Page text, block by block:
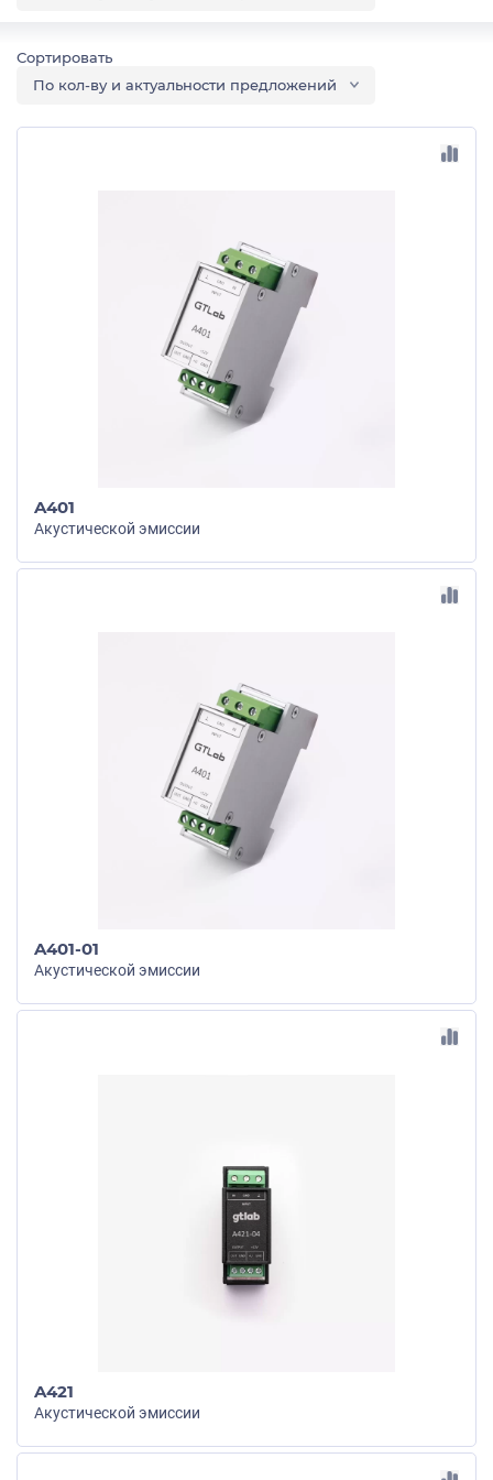
По кол-ву и актуальности предложений
A401
Акустической эмиссии
A401-01
Акустической эмиссии
A421
Акустической эмиссии